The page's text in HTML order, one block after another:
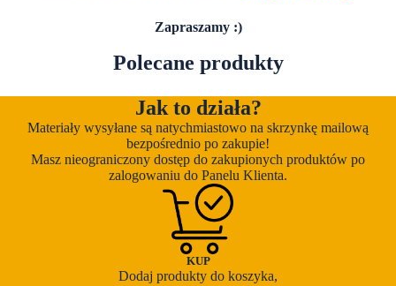
Zapraszamy :)
Polecane produkty
Jak to działa?
Materiały wysyłane są natychmiastowo na skrzynkę mailową
bezpośrednio po zakupie!
Masz nieograniczony dostęp do zakupionych produktów po
zalogowaniu do Panelu Klienta.
KUP
Dodaj produkty do koszyka,